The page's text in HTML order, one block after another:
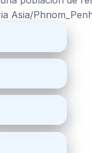
Asia/